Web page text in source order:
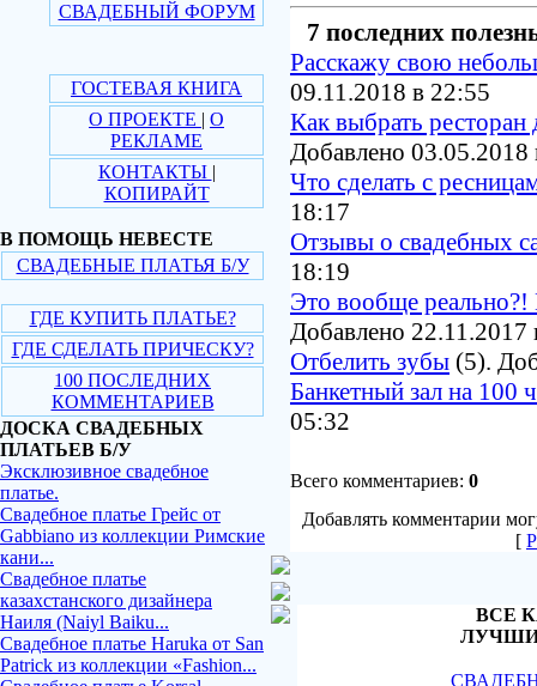
СВАДЕБНЫЙ ФОРУМ
ГОСТЕВАЯ КНИГА
О ПРОЕКТЕ | О
РЕКЛАМЕ
КОНТАКТЫ |
КОПИРАЙТ
В ПОМОЩЬ НЕВЕСТЕ
СВАДЕБНЫЕ ПЛАТЬЯ Б/У
ГДЕ КУПИТЬ ПЛАТЬЕ?
ГДЕ СДЕЛАТЬ ПРИЧЕСКУ?
100 ПОСЛЕДНИХ
КОММЕНТАРИЕВ
ДОСКА СВАДЕБНЫХ
ПЛАТЬЕВ Б/У
Эксклюзивное свадебное
платье.
Свадебное платье Грейс от
Gabbiano из коллекции Римские
кани...
Свадебное платье
казахстанского дизайнера
Наиля (Naiyl Baiku...
Свадебное платье Haruka от San
Patrick из коллекции «Fashion...
7 последних
Расскажу свою
09.11.2018 в 22:55
Как выбрать
Добавлено 03.05.2018
Что сделать с
18:17
Отзывы о свадебных
18:19
Это вообще реально?!
Добавлено 22.11.2017
Отбелить зубы (5).
Банкетный зал на 100
05:32
Всего комментариев: 0
Добавлять комментарии
[
ВСЕ